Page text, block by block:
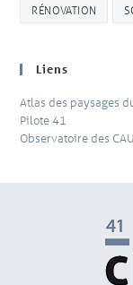
RÉNOVATION
Liens
Atlas des paysages
Pilote 41
Observatoire des